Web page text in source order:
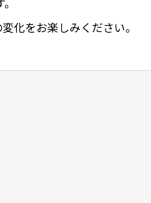
化をお楽しみください。